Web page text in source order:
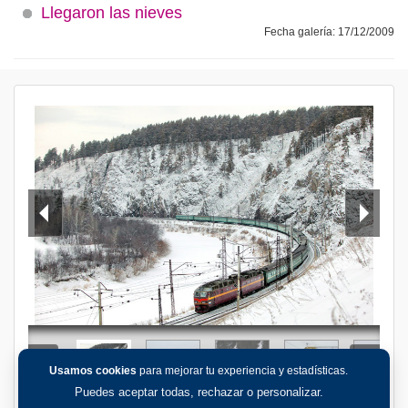
Usamos cookies para mejorar tu experiencia y estadísticas.
Puedes aceptar todas, rechazar o personalizar.
Llegaron las nieves
Fecha galería: 17/12/2009